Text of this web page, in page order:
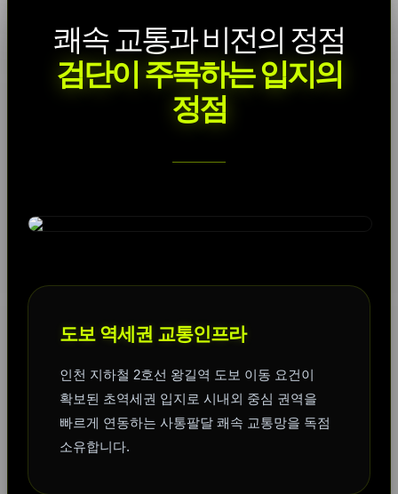
쾌속 교통과 비전의 정점
검단이 주목하는 입지의
정점
도보 역세권 교통인프라
인천 지하철 2호선 왕길역 도보 이동 요건이
확보된 초역세권 입지로 시내외 중심 권역을
빠르게 연동하는 사통팔달 쾌속 교통망을 독점
소유합니다.